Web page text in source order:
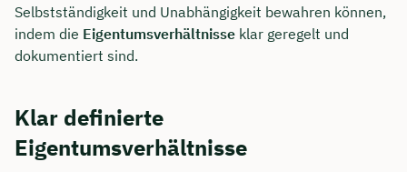
Selbstständigkeit und Unabhängigkeit bewahren können,
indem die Eigentumsverhältnisse klar geregelt und
dokumentiert sind.
Klar definierte
Eigentumsverhältnisse